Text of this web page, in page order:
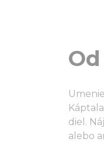
diel.
alebo